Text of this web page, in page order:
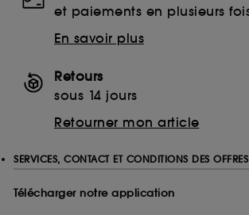
et paiements en plusieurs
En savoir plus
Retours
sous 14 jours
Retourner mon article
SERVICES, CONTACT ET CONDITIONS DES OFFRES
Télécharger notre application